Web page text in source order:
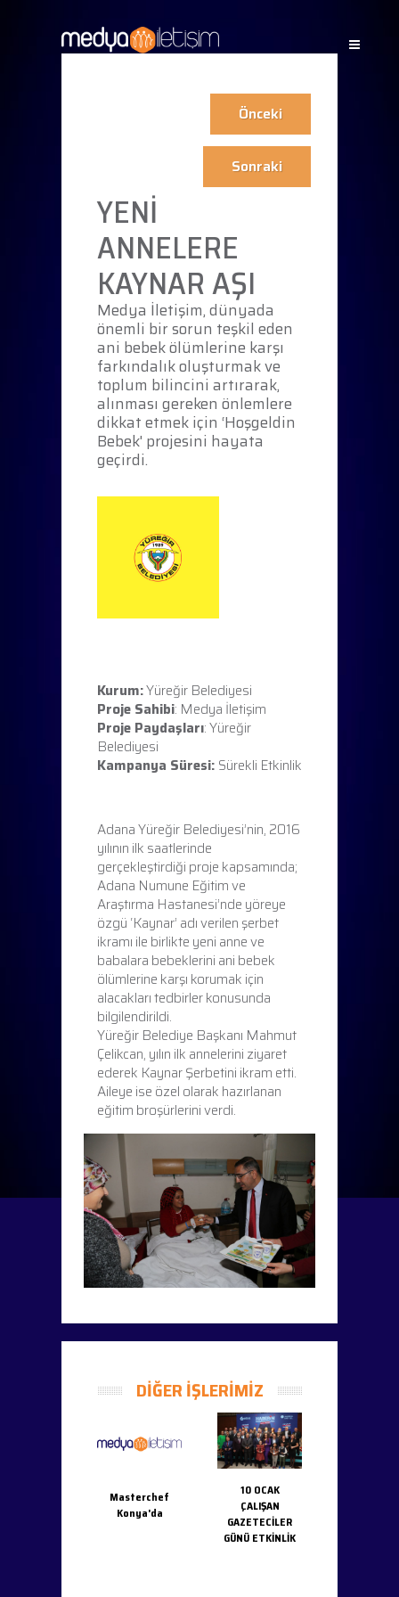
Önceki
Sonraki
YENİ
ANNELERE
KAYNAR AŞI
Medya İletişim, dünyada
önemli bir sorun teşkil eden
ani bebek ölümlerine karşı
farkındalık oluşturmak ve
toplum bilincini artırarak,
alınması gereken önlemlere
dikkat etmek için ‘Hoşgeldin
Bebek' projesini hayata
geçirdi.
Kurum:Yüreğir Belediyesi
Proje Sahibi: Medya İletişim
Proje Paydaşları: Yüreğir
Belediyesi
Kampanya Süresi: Sürekli Etkinlik
Adana Yüreğir Belediyesi’nin, 2016
yılının ilk saatlerinde
gerçekleştirdiği proje kapsamında;
Adana Numune Eğitim ve
Araştırma Hastanesi’nde yöreye
özgü ‘Kaynar’ adı verilen şerbet
ikramı ile birlikte yeni anne ve
babalara bebeklerini ani bebek
ölümlerine karşı korumak için
alacakları tedbirler konusunda
bilgilendirildi.
Yüreğir Belediye Başkanı Mahmut
Çelikcan, yılın ilk annelerini ziyaret
ederek Kaynar Şerbetini ikram etti.
Aileye ise özel olarak hazırlanan
eğitim broşürlerini verdi.
DİĞER İŞLERİMİZ
Masterchef
Konya'da
10 OCAK
ÇALIŞAN
GAZETECİLER
GÜNÜ ETKİNLİK